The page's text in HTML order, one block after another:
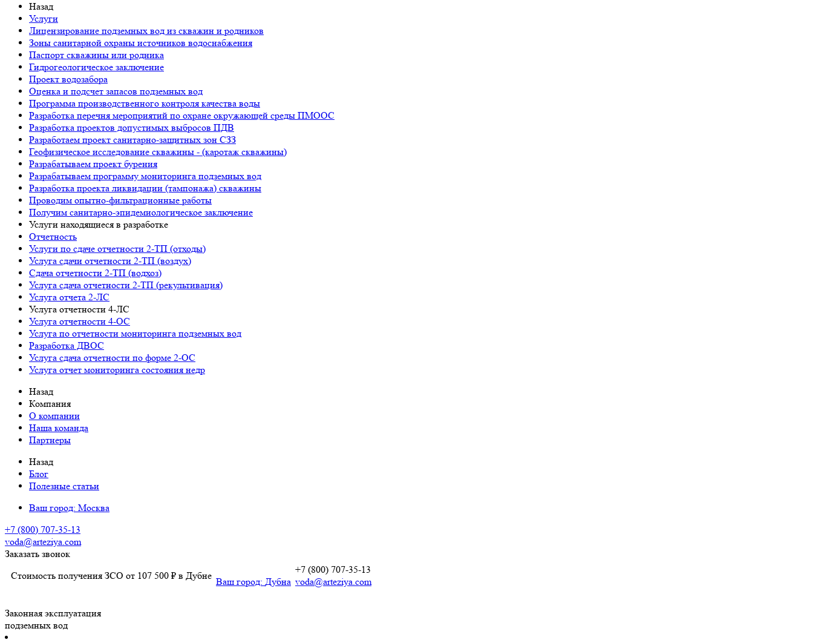
Назад
Услуги
Лицензирование подземных вод из скважин и родников
Зоны санитарной охраны источников водоснабжения
Паспорт скважины или родника
Гидрогеологическое заключение
Проект водозабора
Оценка и подсчет запасов подземных вод
Программа производственного контроля качества воды
Разработка перечня мероприятий по охране окружающей среды ПМООС
Разработка проектов допустимых выбросов ПДВ
Разработаем проект санитарно-защитных зон СЗЗ
Геофизическое исследование скважины - (каротаж скважины)
Разрабатываем проект бурения
Разрабатываем программу мониторинга подземных вод
Разработка проекта ликвидации (тампонажа) скважины
Проводим опытно-фильтрационные работы
Получим санитарно-эпидемиологическое заключение
Услуги находящиеся в разработке
Отчетность
Услуги по сдаче отчетности 2-ТП (отходы)
Услуга сдачи отчетности 2-ТП (воздух)
Сдача отчетности 2-ТП (водхоз)
Услуга сдача отчетности 2-ТП (рекультивация)
Услуга отчета 2-ЛС
Услуга отчетности 4-ЛС
Услуга отчетности 4-ОС
Услуга по отчетности мониторинга подземных вод
Разработка ДВОС
Услуга сдача отчетности по форме 2-ОС
Услуга отчет мониторинга состояния недр
Назад
Компания
О компании
Наша команда
Партнеры
Назад
Блог
Полезные статьи
Ваш город: Москва
+7 (800) 707-35-13
voda@arteziya.com
Заказать звонок
Стоимость получения ЗСО от 107 500 ₽ в Дубне
Ваш город: Дубна
+7 (800) 707-35-13
voda@arteziya.com
Законная эксплуатация
подземных вод